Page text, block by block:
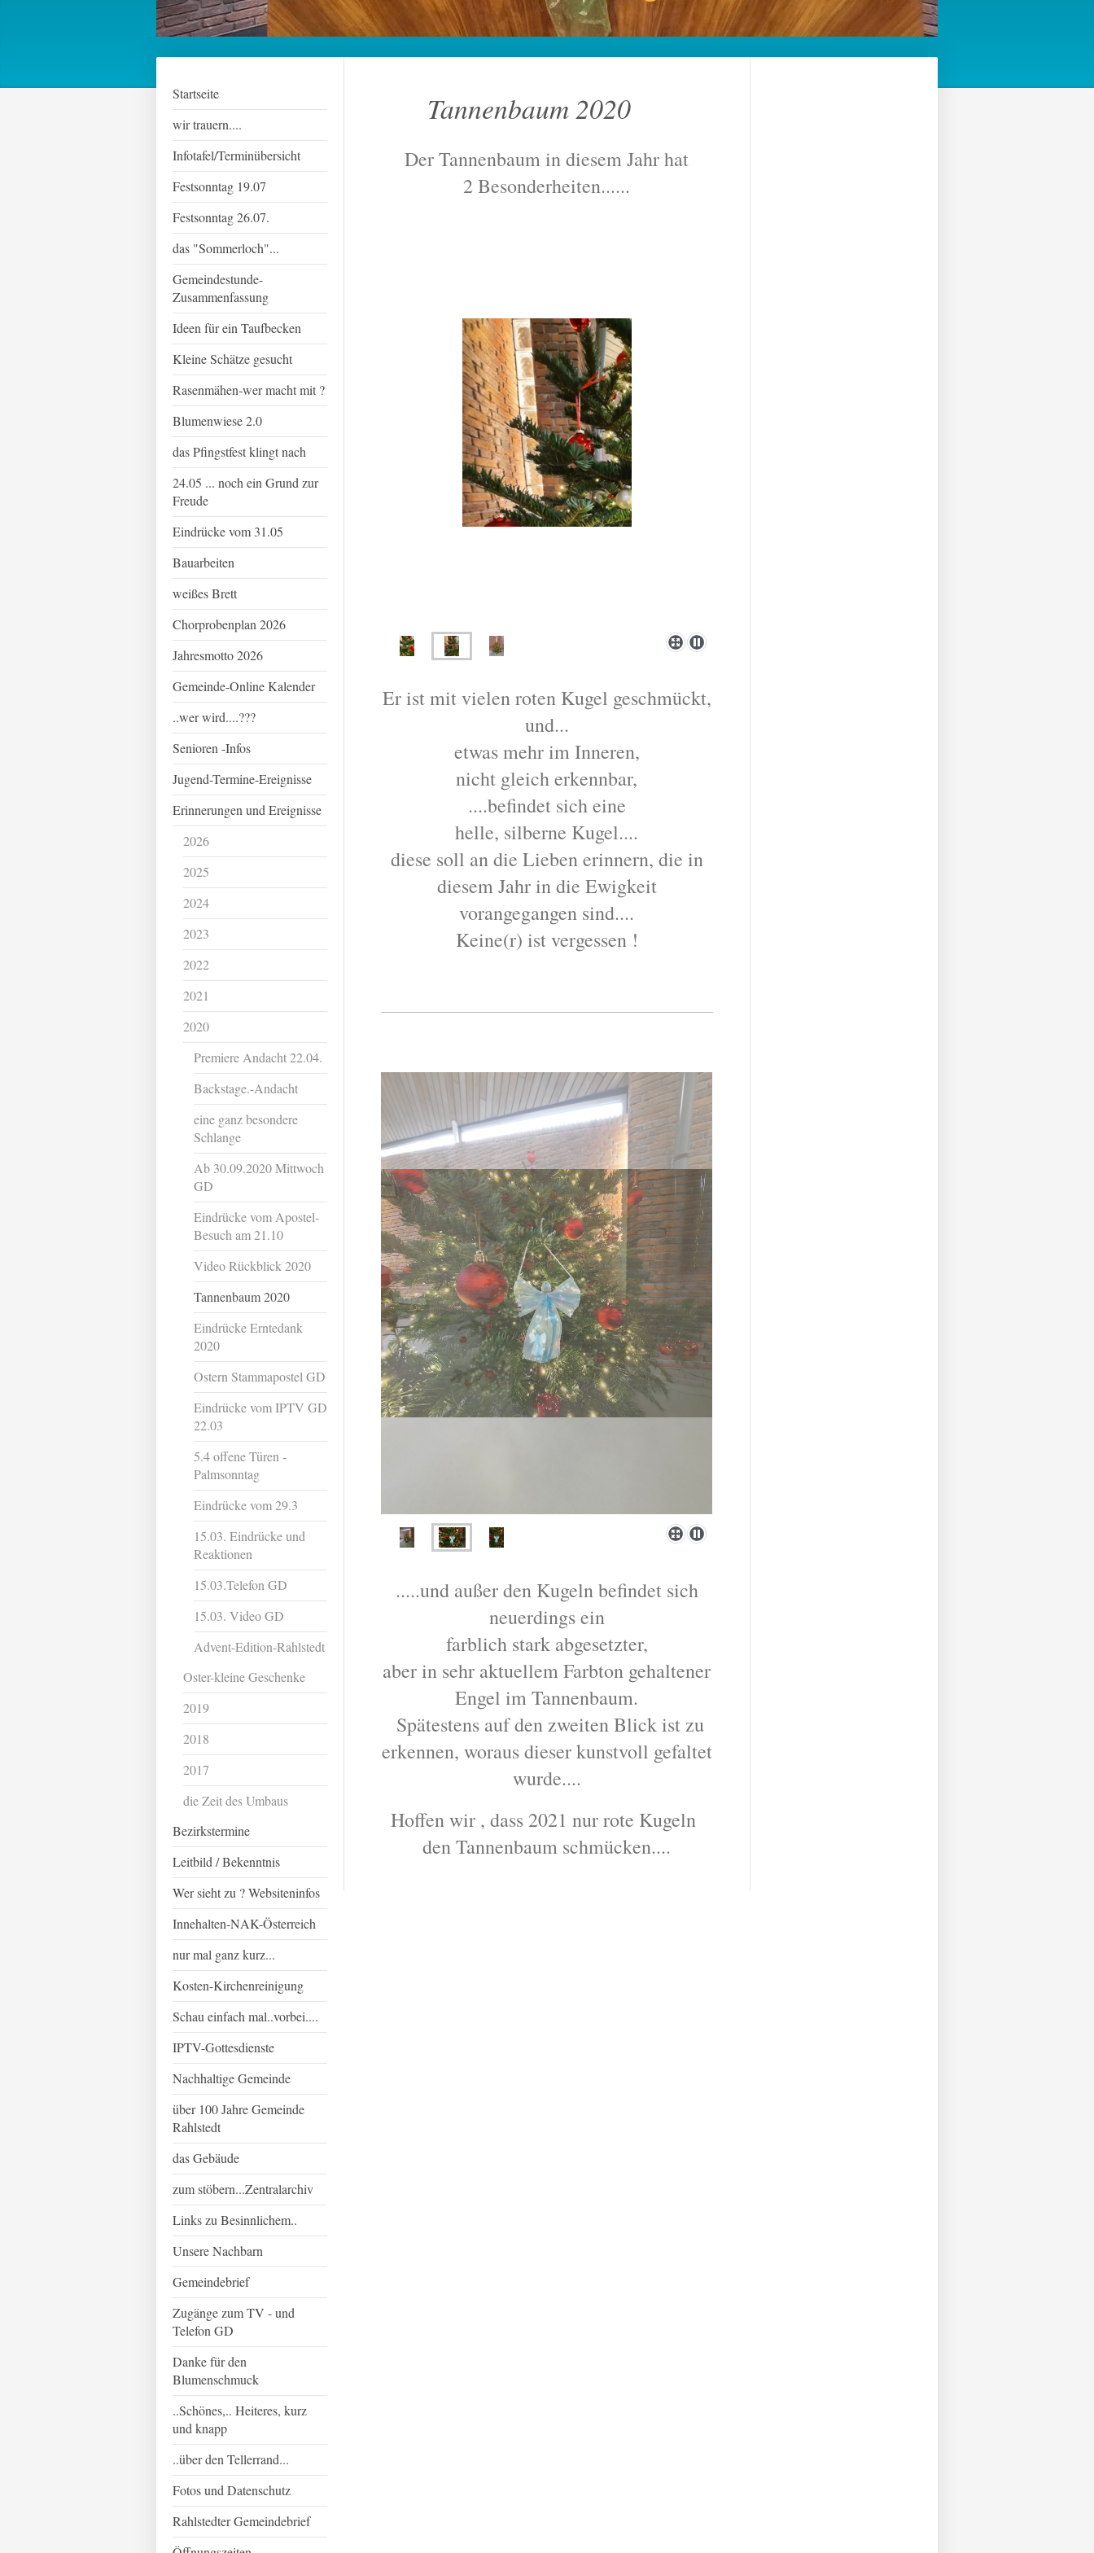
Startseite
wir trauern....
Infotafel/Terminübersicht
Festsonntag 19.07
Festsonntag 26.07.
das "Sommerloch"...
Gemeindestunde-
Zusammenfassung
Ideen für ein Taufbecken
Kleine Schätze gesucht
Rasenmähen-wer macht mit ?
Blumenwiese 2.0
das Pfingstfest klingt nach
24.05 ... noch ein Grund zur
Freude
Eindrücke vom 31.05
Bauarbeiten
weißes Brett
Chorprobenplan 2026
Jahresmotto 2026
Gemeinde-Online Kalender
..wer wird....???
Senioren -Infos
Jugend-Termine-Ereignisse
Erinnerungen und Ereignisse
2026
2025
2024
2023
2022
2021
2020
Premiere Andacht 22.04.
Backstage.-Andacht
eine ganz besondere
Schlange
Ab 30.09.2020 Mittwoch
GD
Eindrücke vom Apostel-
Besuch am 21.10
Video Rückblick 2020
Tannenbaum 2020
Eindrücke Erntedank
2020
Ostern Stammapostel GD
Eindrücke vom IPTV GD
22.03
5.4 offene Türen -
Palmsonntag
Eindrücke vom 29.3
15.03. Eindrücke und
Reaktionen
15.03.Telefon GD
15.03. Video GD
Advent-Edition-Rahlstedt
Oster-kleine Geschenke
2019
2018
2017
die Zeit des Umbaus
Bezirkstermine
Leitbild / Bekenntnis
Wer sieht zu ? Websiteninfos
Innehalten-NAK-Österreich
nur mal ganz kurz...
Kosten-Kirchenreinigung
Schau einfach mal..vorbei....
IPTV-Gottesdienste
Nachhaltige Gemeinde
über 100 Jahre Gemeinde
Rahlstedt
das Gebäude
zum stöbern...Zentralarchiv
Links zu Besinnlichem..
Unsere Nachbarn
Gemeindebrief
Zugänge zum TV - und
Telefon GD
Danke für den
Blumenschmuck
..Schönes,.. Heiteres, kurz
und knapp
..über den Tellerrand...
Fotos und Datenschutz
Rahlstedter Gemeindebrief
Tannenbaum 2020
Der Tannenbaum in diesem Jahr hat
2 Besonderheiten......
Er ist mit vielen roten Kugel geschmückt,
und...
etwas mehr im Inneren,
nicht gleich erkennbar,
....befindet sich eine
helle, silberne Kugel....
diese soll an die Lieben erinnern, die in
diesem Jahr in die Ewigkeit
vorangegangen sind....
Keine(r) ist vergessen !
.....und außer den Kugeln befindet sich
neuerdings ein
farblich stark abgesetzter,
aber in sehr aktuellem Farbton gehaltener
Engel im Tannenbaum.
Spätestens auf den zweiten Blick ist zu
erkennen, woraus dieser kunstvoll gefaltet
wurde....
Hoffen wir , dass 2021 nur rote Kugeln
den Tannenbaum schmücken....